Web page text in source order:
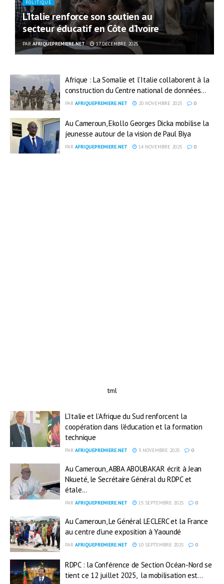
POLITIQUE
L’Italie renforce son soutien au
secteur éducatif en Côte d’Ivoire
PAR AFRIQUEPREMIERE.NET 17 DÉCEMBRE 2025
Afrique : La Somalie et l’Italie collaborent à la
construction du Centre national de données...
PAR AFRIQUEPREMIERE.NET 20 NOVEMBRE 2025 0
Au Cameroun, Ekollo Georges Dicka mobilise la
jeunesse autour de la vision de Paul Biya
PAR AFRIQUEPREMIERE.NET 14 NOVEMBRE 2025 0
tml
L’Italie et l’Afrique du Sud renforcent la
coopération dans l’éducation et la formation
technique
PAR AFRIQUEPREMIERE.NET 3 NOVEMBRE 2025 0
Au Cameroun, ABBA ABOUBAKAR écrit à Jean
Nkueté, le Secrétaire Général du RDPC et
étale...
PAR AFRIQUEPREMIERE.NET 15 SEPTEMBRE 2025 0
Au Cameroun, Le Général LECLERC et la France
au centre d’une exposition à Yaoundé
PAR AFRIQUEPREMIERE.NET 10 SEPTEMBRE 2025 0
RDPC : la Conférence de Section Océan-Nord se
tient ce 12 juillet 2025, la mobilisation est...